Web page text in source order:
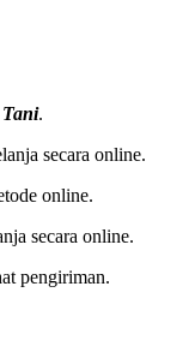
.
secara online.
online.
secara online.
pengiriman.